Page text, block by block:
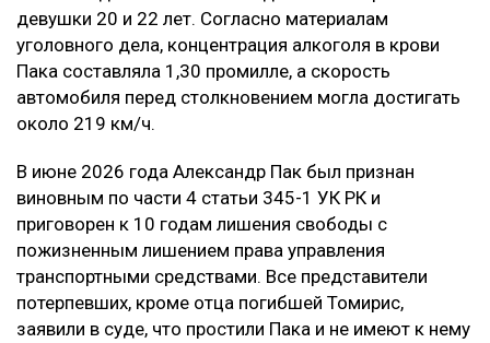
Контекст
Смертельное ДТП произошло в ночь на 21 марта на
проспекте аль-Фараби в Алматы. По данным
автомобиля Zeekr в состоянии алкогольного
опьянения, выехал на встречную полосу и
столкнулся с Mercedes. Жертвами аварии стали 29-
летний водитель Mercedes и две пассажирки —
девушки 20 и 22 лет. Согласно материалам
уголовного дела, концентрация алкоголя в крови
Пака составляла 1,30 промилле, а скорость